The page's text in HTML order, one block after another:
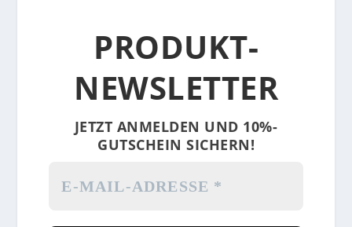
PRODUKT-
NEWSLETTER
JETZT ANMELDEN UND 10%-
GUTSCHEIN SICHERN!